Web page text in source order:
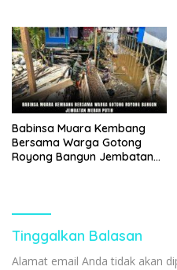
Babinsa Muara Kembang
Bersama Warga Gotong
Royong Bangun Jembatan
Tinggalkan Balasan
Alamat email Anda tidak akan